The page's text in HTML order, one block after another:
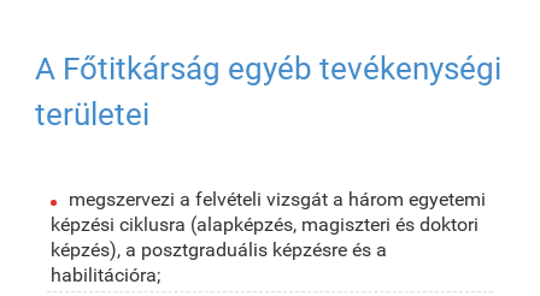
A Főtitkárság egyéb tevékenységi
területei
megszervezi a felvételi vizsgát a három egyetemi
képzési ciklusra (alapképzés, magiszteri és doktori
képzés), a posztgraduális képzésre és a
habilitációra;